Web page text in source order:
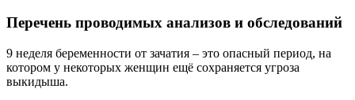
Перечень проводимых анализов и обследований
9 неделя беременности от зачатия – это опасный период, на
котором у некоторых женщин ещё сохраняется угроза
выкидыша.